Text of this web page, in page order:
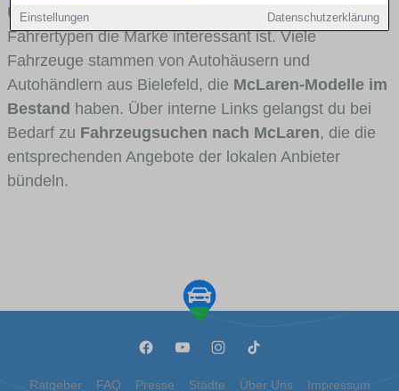
Einstellungen Datenschutzerklärung
Umlandverkehr zu sehen sind und für welche
Fahrertypen die Marke interessant ist. Viele
Fahrzeuge stammen von Autohäusern und
Autohändlern aus Bielefeld, die McLaren-Modelle im
Bestand haben. Über interne Links gelangst du bei
Bedarf zu Fahrzeugsuchen nach McLaren, die die
entsprechenden Angebote der lokalen Anbieter
bündeln.
Ratgeber FAQ Presse Städte Über Uns Impressum